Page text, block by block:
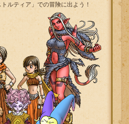
ルティア」での冒険に出よう！